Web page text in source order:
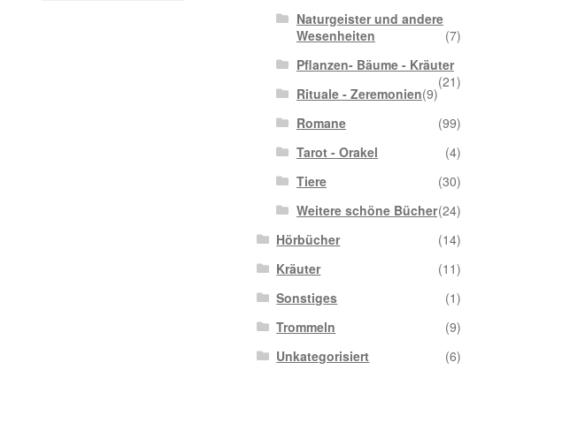
Naturgeister und andere
Wesenheiten
(7)
Pflanzen- Bäume - Kräuter
(21)
Rituale - Zeremonien(9)
Romane
(99)
Tarot - Orakel
(4)
Tiere
(30)
Weitere schöne Bücher(24)
Hörbücher
(14)
Kräuter
(11)
Sonstiges
(1)
Trommeln
(9)
Unkategorisiert
(6)